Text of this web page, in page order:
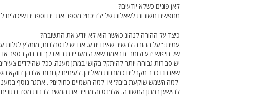
לאן פונים כשלא יודעים?
מחפשים תשובות לשאלות של ילדיכם? מספר אתרים וספרים שיכולים
כיצד על ההורה לנהוג כאשר הוא לא יודע את התשובה?
עמית: "על ההורה להשיב שאינו יודע. אם יש לו סבלנות, מומלץ
של חיפוש ידע ולומר 'זו באמת שאלה מעניינת בוא נלך ונבדוק בספר
יש סבירות גבוהה יותר להיתקל בקושי במתן מענה. ככל שהילדים
שאנחנו כבר מקבלים כמובנות מאליהן. לעיתים קרובות אלו הן דווקא
'למה השמש שוקעת בים?' או 'למה השמיים כחולים?'. אתגר נוסף
להישען במתן התשובה. אלמנט זה מחייב את המשיב לבנות מסד